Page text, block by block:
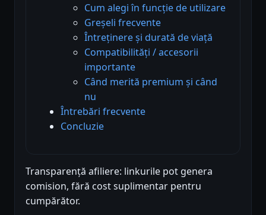
Cum alegi în funcție de utilizare
Greșeli frecvente
Întreținere și durată de viață
Compatibilități / accesorii
importante
Când merită premium și când
nu
Întrebări frecvente
Concluzie
Transparență afiliere: linkurile pot genera
comision, fără cost suplimentar pentru
cumpărător.